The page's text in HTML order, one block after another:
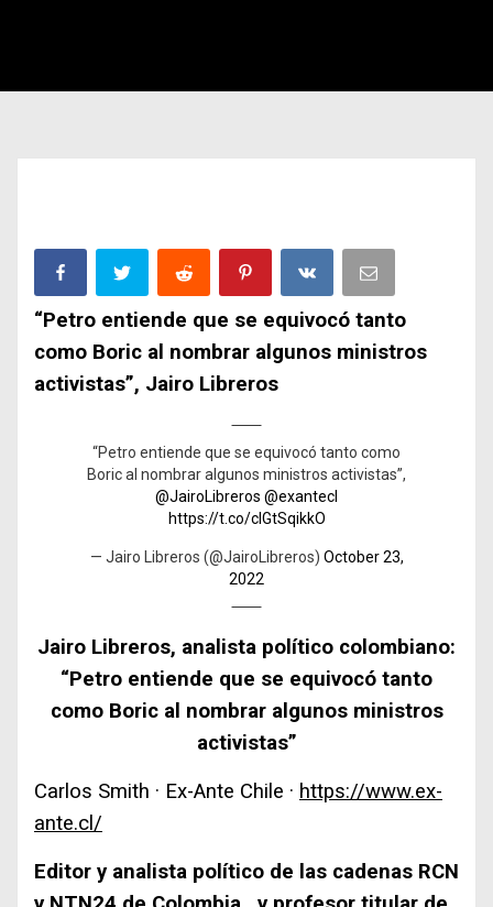
“Petro entiende que se equivocó tanto
como Boric al nombrar algunos ministros
activistas”, Jairo Libreros
“Petro entiende que se equivocó tanto como
Boric al nombrar algunos ministros activistas”,
@JairoLibreros @exantecl
https://t.co/clGtSqikkO
— Jairo Libreros (@JairoLibreros) October 23,
2022
Jairo Libreros, analista político colombiano:
“Petro entiende que se equivocó tanto
como Boric al nombrar algunos ministros
activistas”
Carlos Smith · Ex-Ante Chile · https://www.ex-
ante.cl/
Editor y analista político de las cadenas RCN